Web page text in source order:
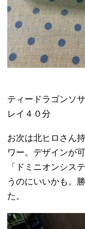
ティードラゴン
レイ４０分
お次は北ヒロさん
ワー。デザインが
「ドミニオンシス
うのにいいかも。
た。